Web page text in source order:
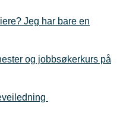
Jeg har bare en
og jobbsøkerkurs på